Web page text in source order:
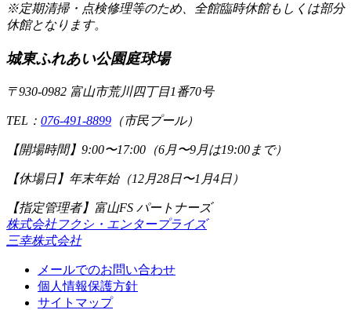
※定期清掃・点検修理等のため、全館臨時休館もしくは部分
休館となります。
城東ふれあい公園庭球場
〒930-0982 富山市荒川四丁目1番70号
TEL： 076-491-8899 （市民プール）
【開場時間】 9:00〜17:00（6月〜9月は19:00まで）
【休場日】 年末年始（12月28日〜1月4日）
【指定管理者】富山FS パートナーズ
株式会社フクシ・エンタープライズ
三幸株式会社
メールでのお問い合わせ
個人情報保護方針
サイトマップ